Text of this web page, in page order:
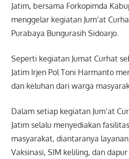
Jatim, bersama Forkopimda
menggelar kegiatan Jum’at
Purabaya Bungurasih Sidoarjo.
Seperti kegiatan Jumat Curhat
Jatim Irjen Pol Toni Harmanto
dan keluhan dari warga
Dalam setiap kegiatan Jum’at
Jatim selalu menyediakan
masyarakat, diantaranya
Vaksinasi, SIM keliling, dan dapur